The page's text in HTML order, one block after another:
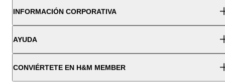
INFORMACIÓN CORPORATIVA
AYUDA
CONVIÉRTETE EN H&M MEMBER